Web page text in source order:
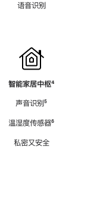
语音识别
智能家居中枢脚
⁴
声音识别脚
⁵
温湿度传感器脚
⁶
私密又安全